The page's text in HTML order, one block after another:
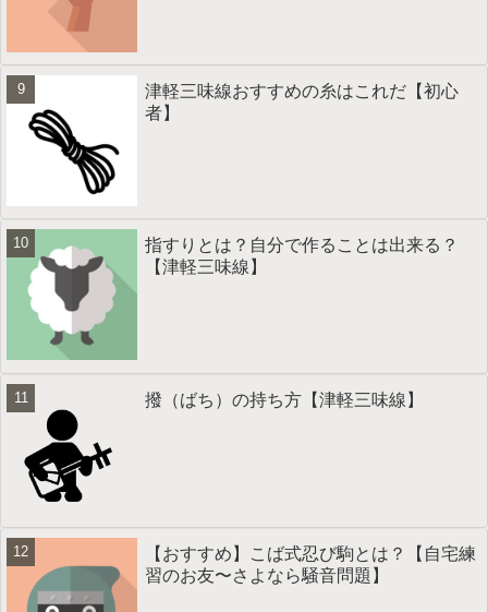
津軽三味線おすすめの糸はこれだ【初心
者】
指すりとは？自分で作ることは出来る？
【津軽三味線】
撥（ばち）の持ち方【津軽三味線】
【おすすめ】こば式忍び駒とは？【自宅練
習のお友〜さよなら騒音問題】